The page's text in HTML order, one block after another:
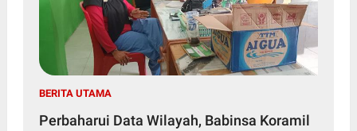
BERITA UTAMA
Perbaharui Data Wilayah, Babinsa Koramil